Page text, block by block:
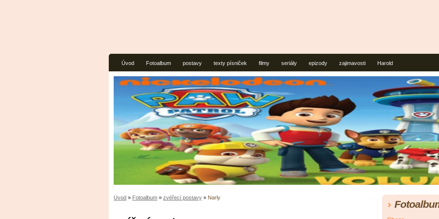
Úvod Fotoalbum postavy texty písniček filmy seriály epizody zajimavosti Harold
Úvod » Fotoalbum » zvéřecí postavy » Narly